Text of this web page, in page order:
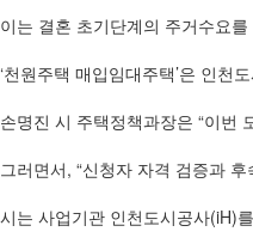
이는 결혼 초기단계의 주거수요
‘천원주택 매입임대주택’은 인
손명진 시 주택정책과장은 “이번
그러면서, “신청자 자격 검증과
시는 사업기관 인천도시공사(iH)